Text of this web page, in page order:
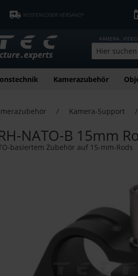
KOSTENLOSER VERSAND*
KAMERA-,
Kamerazubehör
/ Kamera-Support /
NATO-B 15mm
basiertem Zubehör auf 15-mm-Rods